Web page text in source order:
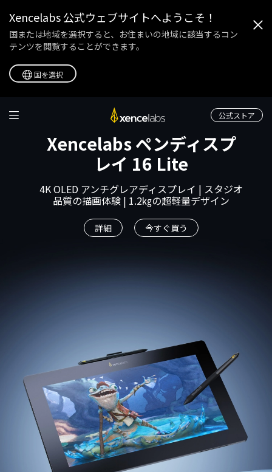
Xencelabs 公式ウェブサイトへようこそ！
国または地域を選択すると、お住まいの地域に該当するコン
テンツを閲覧することができます。
国を選択
公式ストア
Xencelabsのペンタブ
Xencelabs ペンディスプ
レイ 16 Lite
4K OLED アンチグレアディスプレイ | スタジオ
品質の描画体験 | 1.2㎏の超軽量デザイン
詳細 今すぐ買う